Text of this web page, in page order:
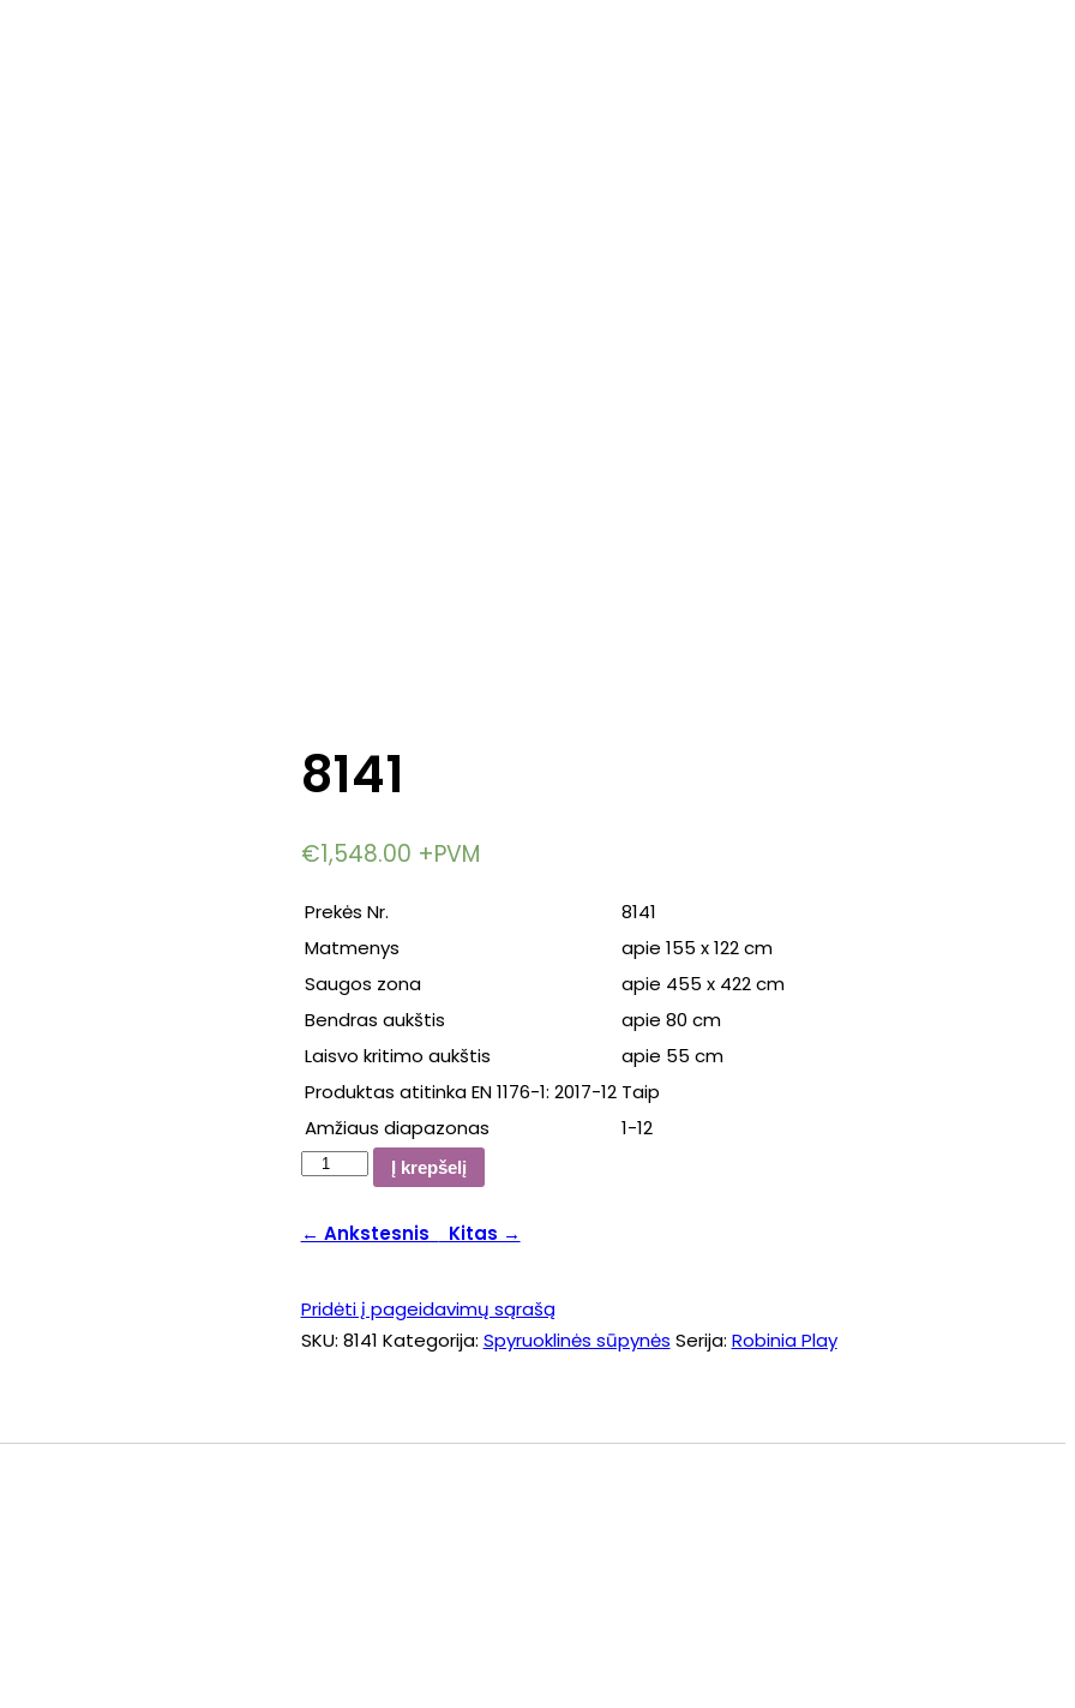
8141
€1,548.00 +PVM
Prekės Nr.
8141
Matmenys
apie 155 x 122 cm
Saugos zona
apie 455 x 422 cm
Bendras aukštis
apie 80 cm
Laisvo kritimo aukštis
apie 55 cm
Produktas atitinka EN 1176-1: 2017-12 Taip
Amžiaus diapazonas
1-12
produkto
8141
Į krepšelį
← Ankstesnis Kitas →
Pridėti į pageidavimų sąrašą
SKU: 8141 Kategorija: Spyruoklinės sūpynės Serija: Robinia Play